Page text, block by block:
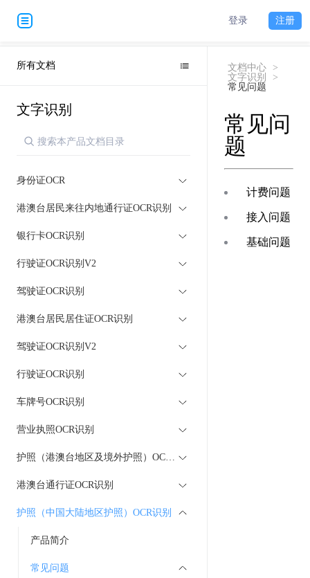
登录 注册
所有文档
文字识别
身份证OCR
港澳台居民来往内地通行证OCR识别
银行卡OCR识别
行驶证OCR识别V2
驾驶证OCR识别
港澳台居民居住证OCR识别
驾驶证OCR识别V2
行驶证OCR识别
车牌号OCR识别
营业执照OCR识别
护照（港澳台地区及境外护照）OCR识别
港澳台通行证OCR识别
护照（中国大陆地区护照）OCR识别
产品简介
常见问题
文档中心
>
文字识别
>
常见问题
常见问
题
计费问题
接入问题
基础问题